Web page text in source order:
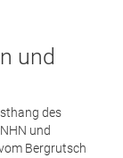
und
des
und
Bergrutsch